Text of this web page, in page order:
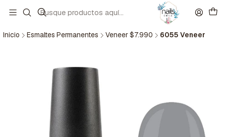
Inicio Esmaltes Permanentes Veneer $7.990 6055 Veneer